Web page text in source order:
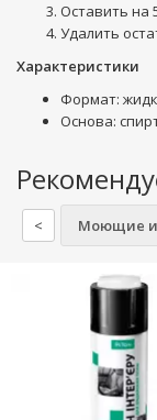
Оставить на
Удалить
Характеристики
Формат:
Основа:
< Моющие и